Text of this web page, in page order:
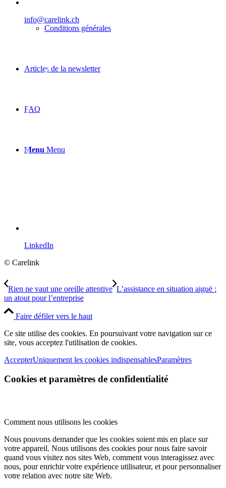
Conditions générales
Articles de la newsletter
FAQ
Menu Menu
info@carelink.ch
LinkedIn
© Carelink
Rien ne vaut une oreille attentive L’assistance en situation aiguë :
un atout pour l’entreprise
Faire défiler vers le haut
Ce site utilise des cookies. En poursuivant votre navigation sur ce
site, vous acceptez l'utilisation de cookies.
AccepterUniquement les cookies indispensablesParamètres
Cookies et paramètres de confidentialité
Comment nous utilisons les cookies
Nous pouvons demander que les cookies soient mis en place sur
votre appareil. Nous utilisons des cookies pour nous faire savoir
quand vous visitez nos sites Web, comment vous interagissez avec
nous, pour enrichir votre expérience utilisateur, et pour personnaliser
votre relation avec notre site Web.